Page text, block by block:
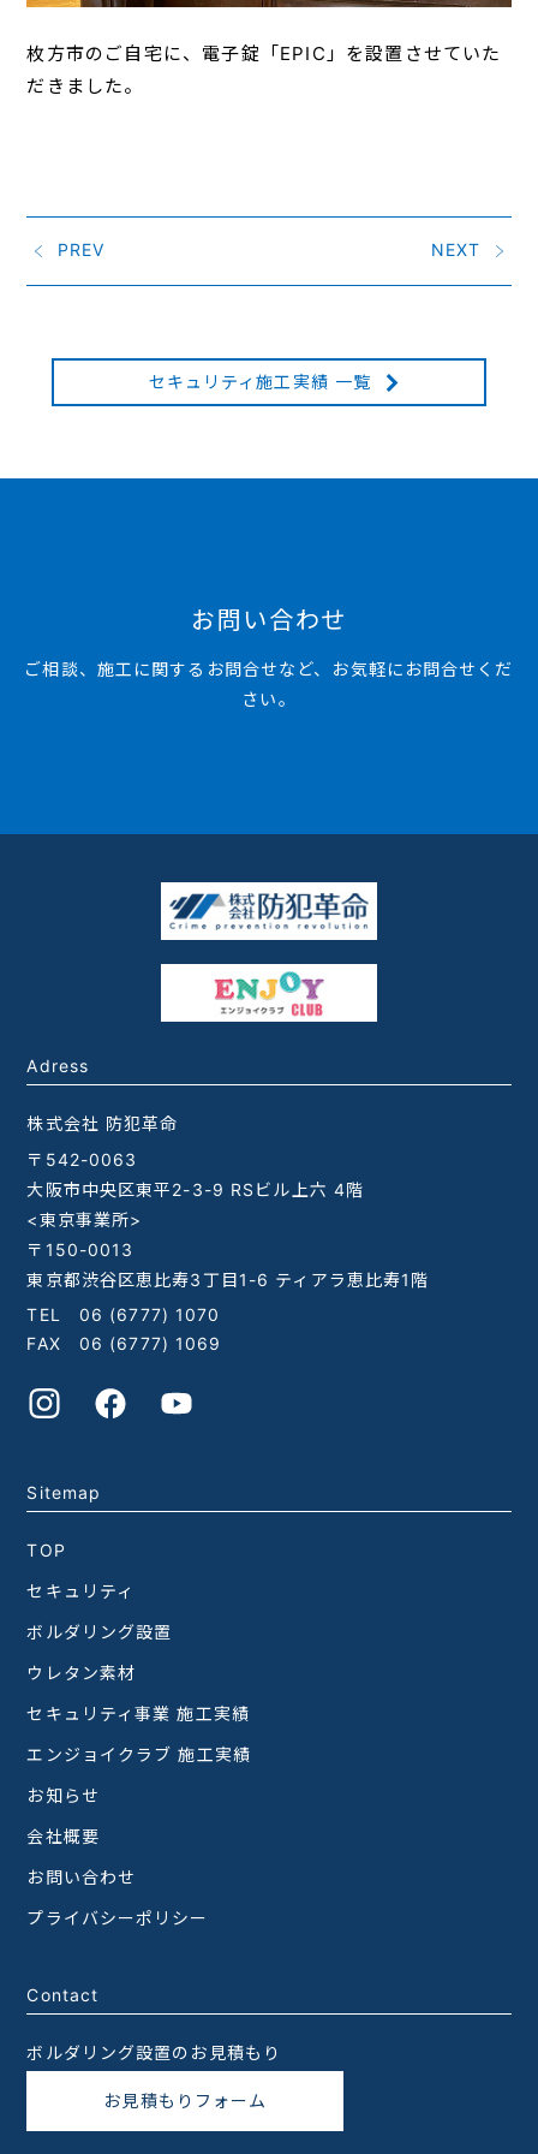
枚方市のご自宅に、電子錠「EPIC」を設置させていた
だきました。
PREV NEXT
セキュリティ施工実績 一覧
お問い合わせ
ご相談、施工に関するお問合せなど、お気軽にお問合せくだ
さい。
Adress
株式会社 防犯革命
〒542-0063
大阪市中央区東平2-3-9 RSビル上六 4階
<東京事業所>
〒150-0013
東京都渋谷区恵比寿3丁目1-6 ティアラ恵比寿1階
TEL 06 (6777) 1070
FAX 06 (6777) 1069
Sitemap
TOP
セキュリティ
ボルダリング設置
ウレタン素材
セキュリティ事業 施工実績
エンジョイクラブ 施工実績
お知らせ
会社概要
お問い合わせ
プライバシーポリシー
Contact
ボルダリング設置のお見積もり
お見積もりフォーム